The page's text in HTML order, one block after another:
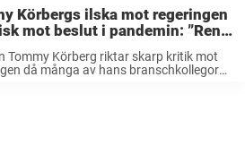
Körbergs ilska mot regeringen
mot beslut i pandemin: ”Rena
Tommy Körberg riktar skarp kritik mot
då många av hans branschkollegor